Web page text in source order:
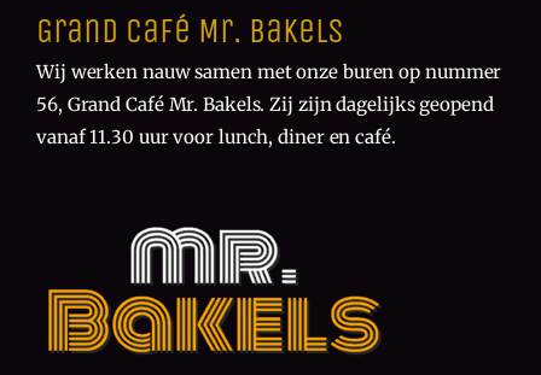
Grand Café Mr. Bakels
Wij werken nauw samen met onze buren op nummer
56, Grand Café Mr. Bakels. Zij zijn dagelijks geopend
vanaf 11.30 uur voor lunch, diner en café.